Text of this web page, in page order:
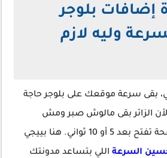
إضافات بلوجر
وليه لازم
بقى سرعة موقعك على بلوجر حاجة
الزائر بقى مالوش صبر ومش
10 ثواني. هنا بييجي
السرعة اللي بتساعد مدونتك